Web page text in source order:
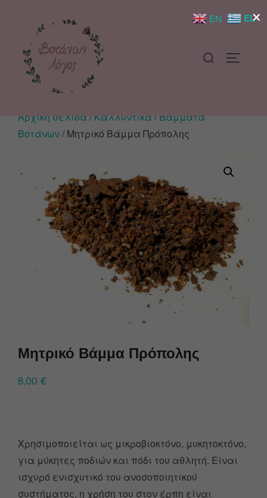
Αρχική σελίδα / Καλλυντικά / Βάμματα
Βοτάνων/ Μητρικό Βάμμα Πρόπολης
Μητρικό Βάμμα Πρόπολης
8,00 €
Χρησιμοποιείται ως μικροβιοκτόνο, μυκητοκτόνο,
για μύκητες ποδιών και πόδι του αθλητή. Είναι
ισχυρό ενισχυτικό του ανοσοποιητικού
συστήματος, η χρήση του στον έρπη είναι
×
EN EL